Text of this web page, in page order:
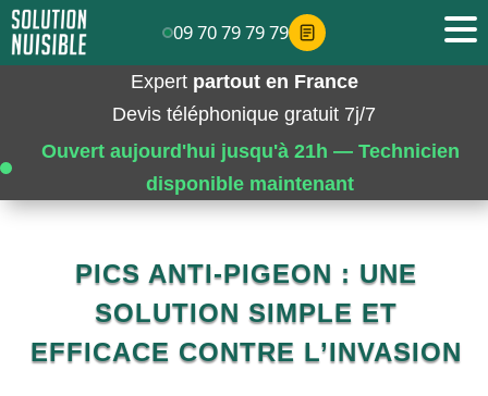
Expert partout en France
Devis téléphonique gratuit 7j/7
Ouvert aujourd'hui jusqu'à 21h — Technicien
disponible maintenant
PICS ANTI-PIGEON : UNE
SOLUTION SIMPLE ET
EFFICACE CONTRE L’INVASION
09 70 79 79 79